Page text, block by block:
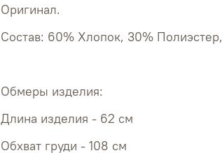
Оригинал.
Состав: 60% Хлопок, 30%
Обмеры изделия:
Длина изделия - 62 см
Обхват